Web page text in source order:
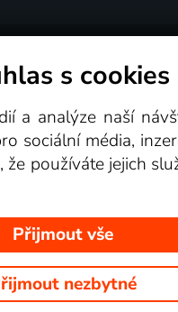
Videotéka
s cookies
a analýze naší
sociální média,
používáte jejich
Přijmout vše
nezbytné